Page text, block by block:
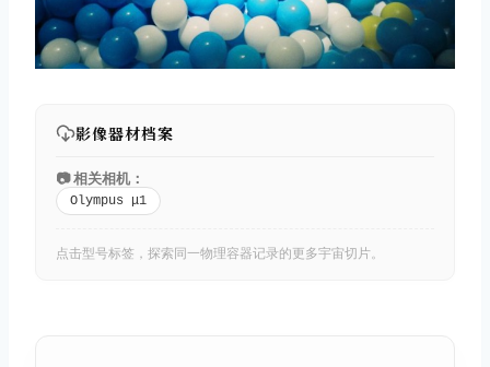
影像器材档案
📷 相关相机：
Olympus μ1
点击型号标签，探索同一物理容器记录的更多宇宙切片。